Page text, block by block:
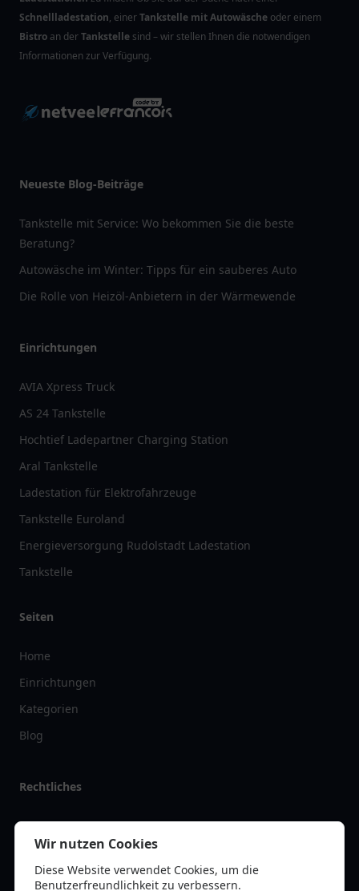
Schnellladestation, einerTankstelle mit Autowäsche oder einem
Bistro an derTankstelle sind – wir stellen Ihnen die notwendigen
Informationen zur Verfügung.
Neueste Blog-Beiträge
Tankstelle mit Service: Wo bekommen Sie die beste
Beratung?
Autowäsche im Winter: Tipps für ein sauberes Auto
Die Rolle von Heizöl-Anbietern in der Wärmewende
Einrichtungen
AVIA Xpress Truck
AS 24 Tankstelle
Hochtief Ladepartner Charging Station
Aral Tankstelle
Ladestation für Elektrofahrzeuge
Tankstelle Euroland
Energieversorgung Rudolstadt Ladestation
Tankstelle
Seiten
Home
Einrichtungen
Kategorien
Blog
Rechtliches
Impressum
Datenschutz
Kontakt
Wir nutzen Cookies
Diese Website verwendet Cookies, um die
Benutzerfreundlichkeit zu verbessern.